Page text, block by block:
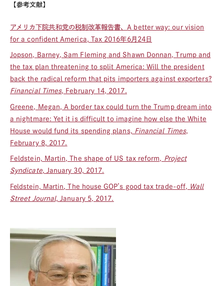
【参考文献】
アメリカ下院共和党の税制改革報告書、A better way: our vision
for a confident America, Tax 2016年6月24日
Jopson, Barney, Sam Fleming and Shawn Donnan, Trump and
the tax plan threatening to split America: Will the president
back the radical reform that pits importers against exporters?
Financial Times, February 14, 2017.
Greene, Megan, A border tax could turn the Trump dream into
a nightmare: Yet it is difficult to imagine how else the White
House would fund its spending plans, Financial Times,
February 8, 2017.
Feldstein, Martin, The shape of US tax reform, Project
Syndicate, January 30, 2017.
Feldstein, Martin, The house GOP’s good tax trade-off, Wall
Street Journal, January 5, 2017.